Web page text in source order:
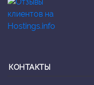
КОНТАКТЫ